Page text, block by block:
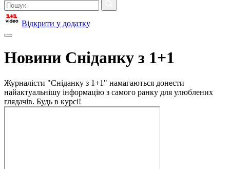
Відкрити у додатку
Новини Сніданку з 1+1
Журналісти "Сніданку з 1+1" намагаються донести
найактуальнішу інформацію з самого ранку для улюблених
глядачів. Будь в курсі!